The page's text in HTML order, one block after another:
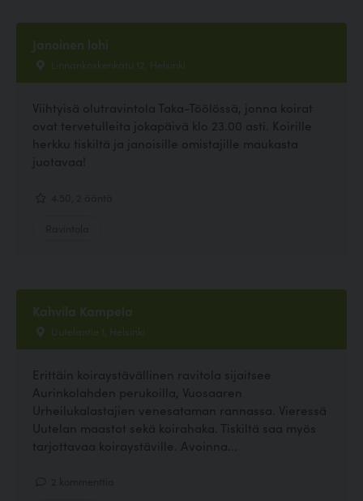
Janoinen lohi
Linnankoskenkatu 12, Helsinki
Viihtyisä olutravintola Taka-Töölössä, jonna koirat
ovat tervetulleita jokapäivä klo 23.00 asti. Koirille
herkku tiskiltä ja janoisille omistajille maukasta
juotavaa!
Kahvila Kampela
Uutelantie 1, Helsinki
Erittäin koiraystävällinen ravitola sijaitsee
Aurinkolahden perukoilla, Vuosaaren
Urheilukalastajien venesataman rannassa. Vieressä
Uutelan maastot sekä koirahaka. Tiskiltä saa myös
tarjottavaa koiraystäville. Avoinna...